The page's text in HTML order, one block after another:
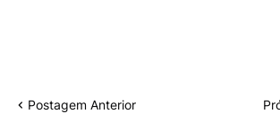
Postagem Anterior